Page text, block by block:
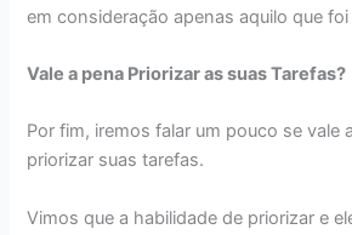
em consideração apenas aquilo que
Vale a pena Priorizar as suas Tarefas?
Por fim, iremos falar um pouco se vale
priorizar suas tarefas.
Vimos que a habilidade de priorizar e